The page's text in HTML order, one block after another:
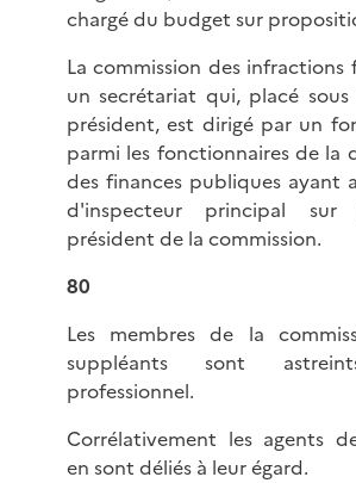
chargé du budget sur
La commission des infractions
un secrétariat qui, placé
président, est dirigé par un
parmi les fonctionnaires de la
des finances publiques ayant
d'inspecteur principal sur
président de la commission.
80
Les membres de la
suppléants sont
professionnel.
Corrélativement les agents
en sont déliés à leur égard.